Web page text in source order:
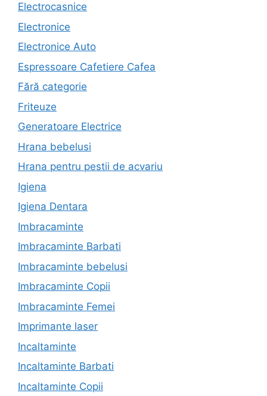
Electrocasnice
Electronice
Electronice Auto
Espressoare Cafetiere Cafea
Fără categorie
Friteuze
Generatoare Electrice
Hrana bebelusi
Hrana pentru pestii de acvariu
Igiena
Igiena Dentara
Imbracaminte
Imbracaminte Barbati
Imbracaminte bebelusi
Imbracaminte Copii
Imbracaminte Femei
Imprimante laser
Incaltaminte
Incaltaminte Barbati
Incaltaminte Copii